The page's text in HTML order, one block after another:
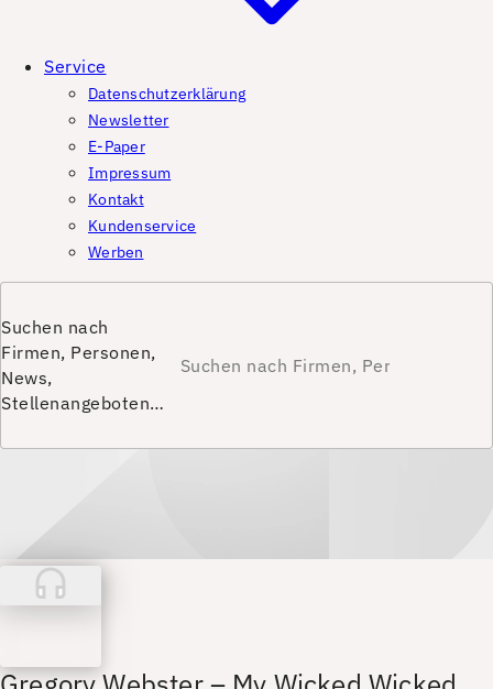
Service
Datenschutzerklärung
Newsletter
E-Paper
Impressum
Kontakt
Kundenservice
Werben
Suchen nach
Firmen, Personen,
News,
Stellenangeboten…